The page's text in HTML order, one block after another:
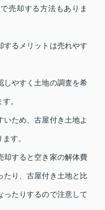
売却する方法もありま
するメリットは売れやす
しやすく土地の調査を希
。
いため、古屋付き土地よ
す。
却すると空き家の解体費
たり、古屋付き土地と比
ったりするので注意して